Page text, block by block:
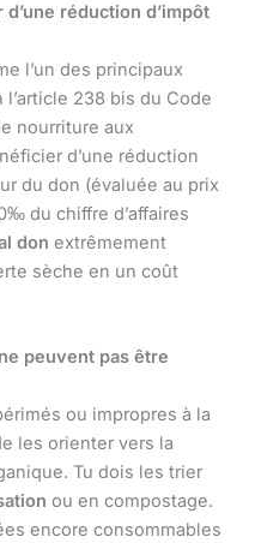
réduction d’impôt
l’un des principaux
238 bis du Code
nourriture aux
d’une réduction
du don (évaluée au prix
du chiffre d’affaires
don extrêmement
sèche en un coût
peuvent pas être
ou impropres à la
les orienter vers la
Tu dois les trier
ou en compostage.
encore consommables